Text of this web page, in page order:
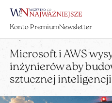
Konto PremiumNewsletter
Microsoft i AWS
inżynierów aby
sztucznej inteligencji